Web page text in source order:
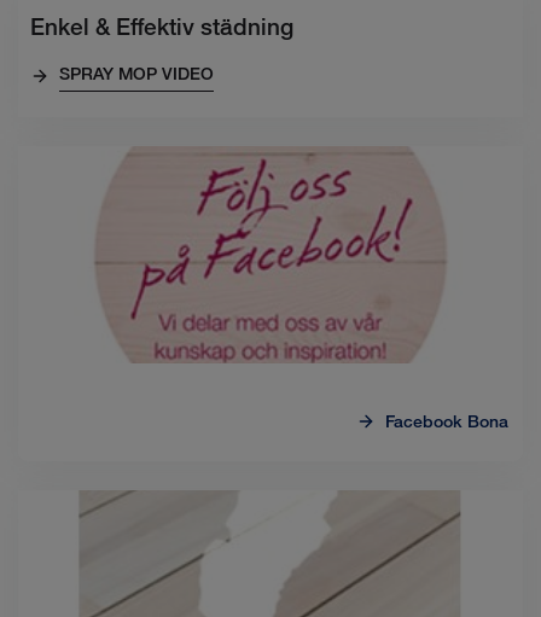
Enkel & Effektiv städning
SPRAY MOP VIDEO
Facebook Bona